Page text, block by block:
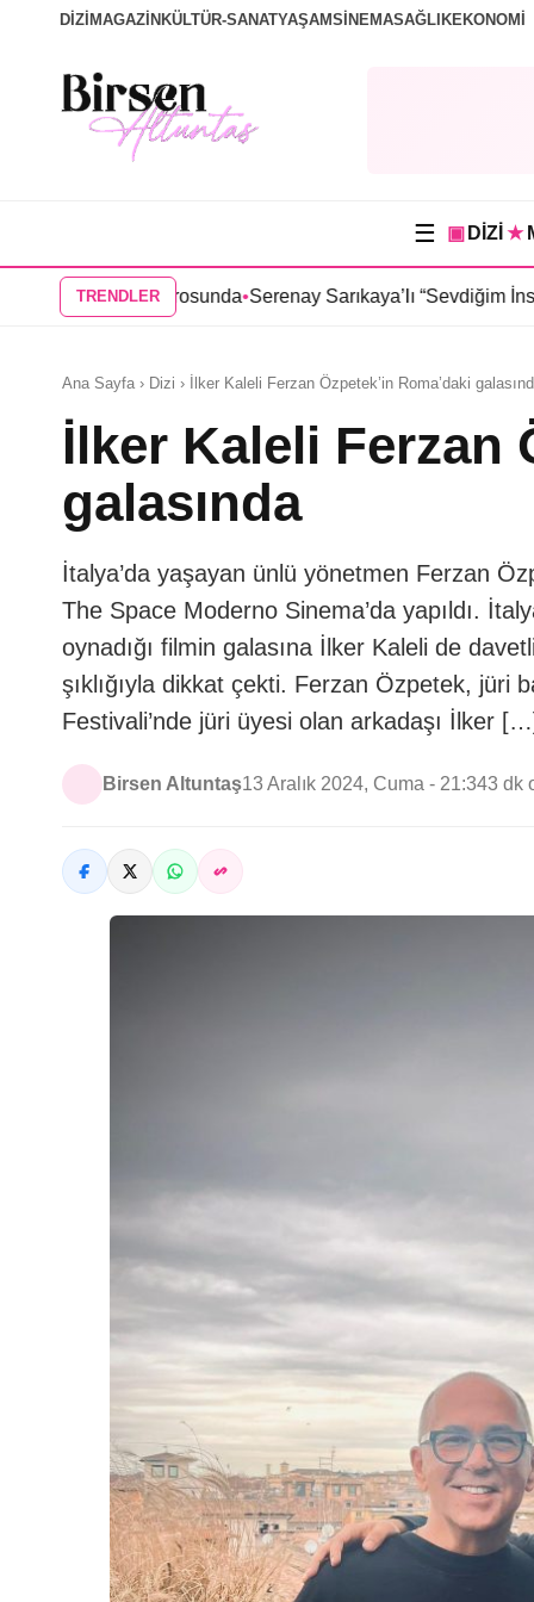
DİZİ MAGAZİN KÜLTÜR-SANATYAŞAMSİNEMASAĞLIKEKONOMİ
☰ ▣ DİZİ ★
TRENDLER
kadrosunda•Serenay Sarıkaya’lı “Sevdiğim İnsanlar”
Ana Sayfa › Dizi › İlker Kaleli Ferzan Özpetek’in Roma’daki
İlker Kaleli Ferzan
galasında
İtalya’da yaşayan ünlü yönetmen Ferzan
The Space Moderno Sinema’da yapıldı.
oynadığı filmin galasına İlker Kaleli de
şıklığıyla dikkat çekti. Ferzan Özpetek, jüri
Festivali’nde jüri üyesi olan arkadaşı İlker
Birsen Altuntaş13 Aralık 2024, Cuma - 21:343 dk